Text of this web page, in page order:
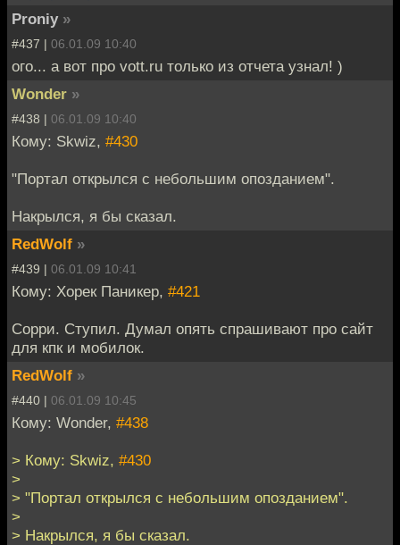
Proniy »
#437 | 06.01.09 10:40
ого... а вот про vott.ru только из отчета узнал! )
Wonder »
#438 | 06.01.09 10:40
Кому: Skwiz, #430
"Портал открылся с небольшим опозданием".
Накрылся, я бы сказал.
RedWolf »
#439 | 06.01.09 10:41
Кому: Хорек Паникер, #421
Сорри. Ступил. Думал опять спрашивают про сайт
для кпк и мобилок.
RedWolf »
#440 | 06.01.09 10:45
Кому: Wonder, #438
> Кому: Skwiz, #430
>
> "Портал открылся с небольшим опозданием".
>
> Накрылся, я бы сказал.